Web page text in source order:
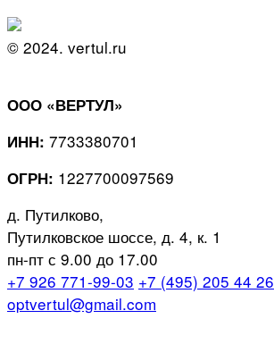
© 2024. vertul.ru
ООО «ВЕРТУЛ»
ИНН: 7733380701
ОГРН: 1227700097569
д. Путилково,
Путилковское шоссе, д. 4, к. 1
пн-пт с 9.00 до 17.00
+7 926 771-99-03 +7 (495) 205 44 26
optvertul@gmail.com